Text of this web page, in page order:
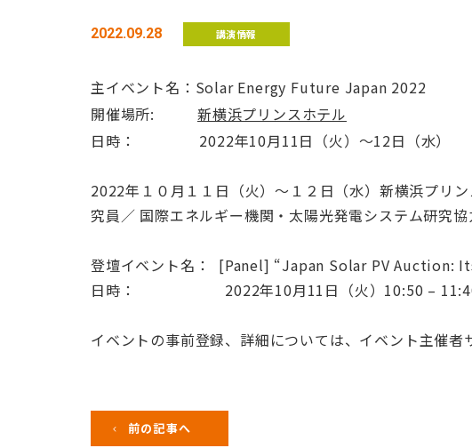
2022.09.28 講演情報
主イベント名：Solar Energy Future Japan 2022
開催場所: 新横浜プリンスホテル
日時： 2022年10月11日（火）～12日（水）
2022年１０月１１日（火）～１２日（水）新横浜プリ
究員／ 国際エネルギー機関・太陽光発電システム研究
登壇イベント名： [Panel] “Japan Solar PV
日時： 2022年10月11日（火）10:50 – 11:40
イベントの事前登録、詳細については、イベント主催者
前の記事へ